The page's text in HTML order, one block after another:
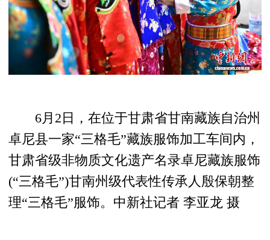
6月2日，在位于甘肃省甘南藏族自治州
卓尼县一家“三格毛”藏族服饰加工车间内，
甘肃省级非物质文化遗产名录卓尼藏族服饰
(“三格毛”)甘南州级代表性传承人殷保朝整
理“三格毛”服饰。中新社记者 李亚龙 摄